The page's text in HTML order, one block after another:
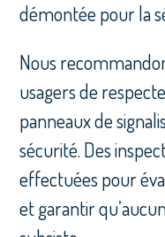
démontée pour la
Nous
usagers de
panneaux de
sécurité. Des
effectuées pour
et garantir